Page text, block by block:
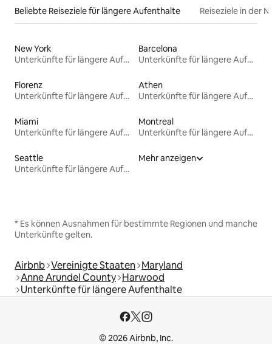
Beliebte Reiseziele für längere Aufenthalte Reiseziele in der
New York
Unterkünfte für längere Aufenthalte
Barcelona
Unterkünfte für längere Aufenthalte
Florenz
Unterkünfte für längere Aufenthalte
Athen
Unterkünfte für längere Aufenthalte
Miami
Unterkünfte für längere Aufenthalte
Montreal
Unterkünfte für längere Aufenthalte
Seattle
Unterkünfte für längere Aufenthalte
Mehr anzeigen
* Es können Ausnahmen für bestimmte Regionen und manche
Unterkünfte gelten.
Airbnb Vereinigte Staaten Maryland
Anne Arundel County Harwood
Unterkünfte für längere Aufenthalte
© 2026 Airbnb, Inc.